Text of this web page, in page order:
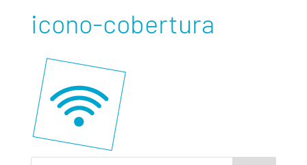
icono-cobertura